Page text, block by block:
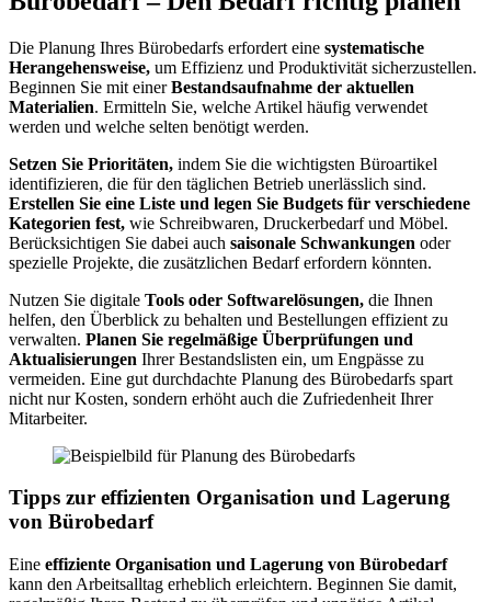
Die Planung Ihres Bürobedarfs erfordert eine systematische
Herangehensweise, um Effizienz und Produktivität sicherzustellen.
Beginnen Sie mit einerBestandsaufnahme der aktuellen
Materialien. Ermitteln Sie, welche Artikel häufig verwendet
werden und welche selten benötigt werden.
Setzen Sie Prioritäten, indem Sie die wichtigsten Büroartikel
identifizieren, die für den täglichen Betrieb unerlässlich sind.
Erstellen Sie eine Liste und legen Sie Budgets für verschiedene
Kategorien fest, wie Schreibwaren, Druckerbedarf und Möbel.
Berücksichtigen Sie dabei auch saisonale Schwankungen oder
spezielle Projekte, die zusätzlichen Bedarf erfordern könnten.
Nutzen Sie digitale Tools oder Softwarelösungen, die Ihnen
helfen, den Überblick zu behalten und Bestellungen effizient zu
verwalten. Planen Sie regelmäßige Überprüfungen und
Aktualisierungen Ihrer Bestandslisten ein, um Engpässe zu
vermeiden. Eine gut durchdachte Planung des Bürobedarfs spart
nicht nur Kosten, sondern erhöht auch die Zufriedenheit Ihrer
Mitarbeiter.
Tipps zur effizienten Organisation und Lagerung
von Bürobedarf
Eine effiziente Organisation und Lagerung von Bürobedarf
kann den Arbeitsalltag erheblich erleichtern. Beginnen Sie damit,